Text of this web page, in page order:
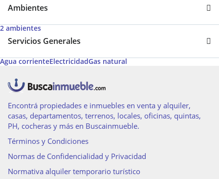
Ambientes
2 ambientes
Servicios Generales
Agua corrienteElectricidadGas natural
Encontrá propiedades e inmuebles en venta y alquiler,
casas, departamentos, terrenos, locales, oficinas, quintas,
PH, cocheras y más en Buscainmueble.
Términos y Condiciones
Normas de Confidencialidad y Privacidad
Normativa alquiler temporario turístico